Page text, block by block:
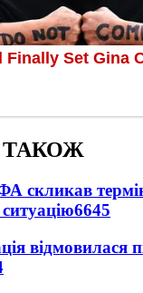
ТАКОЖ
скликав
6645
відмовилася